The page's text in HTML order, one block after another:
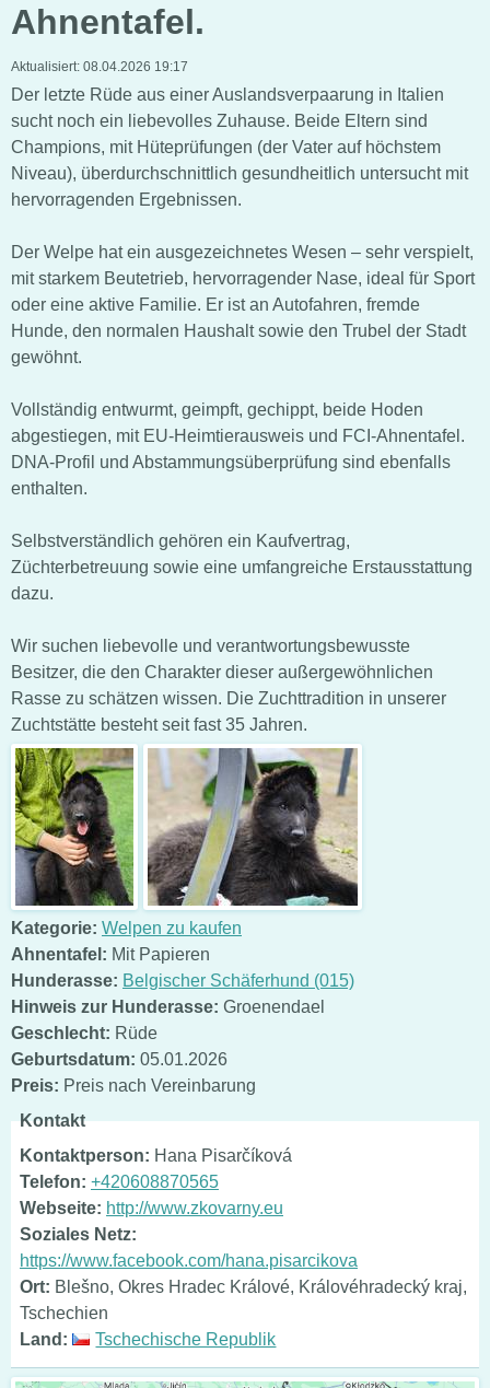
Ahnentafel.
Aktualisiert: 08.04.2026 19:17
Der letzte Rüde aus einer Auslandsverpaarung in Italien
sucht noch ein liebevolles Zuhause. Beide Eltern sind
Champions, mit Hüteprüfungen (der Vater auf höchstem
Niveau), überdurchschnittlich gesundheitlich untersucht mit
hervorragenden Ergebnissen.
Der Welpe hat ein ausgezeichnetes Wesen – sehr verspielt,
mit starkem Beutetrieb, hervorragender Nase, ideal für Sport
oder eine aktive Familie. Er ist an Autofahren, fremde
Hunde, den normalen Haushalt sowie den Trubel der Stadt
gewöhnt.
Vollständig entwurmt, geimpft, gechippt, beide Hoden
abgestiegen, mit EU-Heimtierausweis und FCI-Ahnentafel.
DNA-Profil und Abstammungsüberprüfung sind ebenfalls
enthalten.
Selbstverständlich gehören ein Kaufvertrag,
Züchterbetreuung sowie eine umfangreiche Erstausstattung
dazu.
Wir suchen liebevolle und verantwortungsbewusste
Besitzer, die den Charakter dieser außergewöhnlichen
Rasse zu schätzen wissen. Die Zuchttradition in unserer
Zuchtstätte besteht seit fast 35 Jahren.
Kategorie: Welpen zu kaufen
Ahnentafel: Mit Papieren
Hunderasse: Belgischer Schäferhund (015)
Hinweis zur Hunderasse: Groenendael
Geschlecht: Rüde
Geburtsdatum: 05.01.2026
Preis: Preis nach Vereinbarung
Kontakt
Kontaktperson: Hana Pisarčíková
Telefon: +420608870565
Webseite: http://www.zkovarny.eu
Soziales Netz:
https://www.facebook.com/hana.pisarcikova
Ort: Blešno, Okres Hradec Králové, Královéhradecký kraj,
Tschechien
Land:
Tschechische Republik